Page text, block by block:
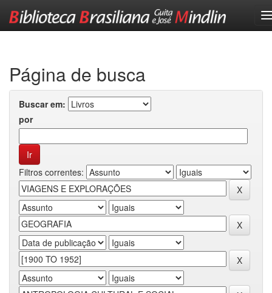
Página de busca
Buscar em:
por
Filtros correntes: